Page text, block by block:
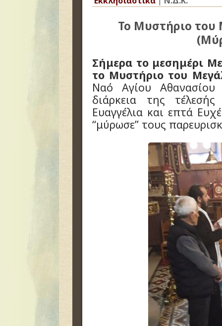
Το Μυστήριο του
Σήμερα το μεσημέρι
το Μυστήριο του
Ναό Αγίου
διάρκεια της
Ευαγγέλια και επτά
“μύρωσε” τους